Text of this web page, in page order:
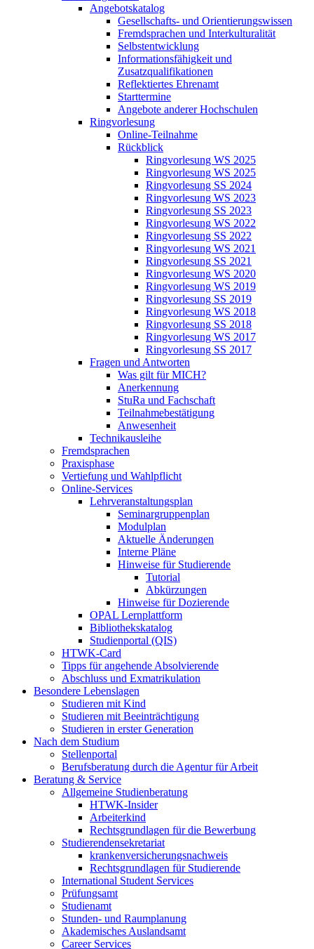
Angebotskatalog
Gesellschafts- und Orientierungswissen
Fremdsprachen und Interkulturalität
Selbstentwicklung
Informationsfähigkeit und
Zusatzqualifikationen
Reflektiertes Ehrenamt
Starttermine
Angebote anderer Hochschulen
Ringvorlesung
Online-Teilnahme
Rückblick
Ringvorlesung WS 2025
Ringvorlesung WS 2025
Ringvorlesung SS 2024
Ringvorlesung WS 2023
Ringvorlesung SS 2023
Ringvorlesung WS 2022
Ringvorlesung SS 2022
Ringvorlesung WS 2021
Ringvorlesung SS 2021
Ringvorlesung WS 2020
Ringvorlesung WS 2019
Ringvorlesung SS 2019
Ringvorlesung WS 2018
Ringvorlesung SS 2018
Ringvorlesung WS 2017
Ringvorlesung SS 2017
Fragen und Antworten
Was gilt für MICH?
Anerkennung
StuRa und Fachschaft
Teilnahmebestätigung
Anwesenheit
Technikausleihe
Fremdsprachen
Praxisphase
Vertiefung und Wahlpflicht
Online-Services
Lehrveranstaltungsplan
Seminargruppenplan
Modulplan
Aktuelle Änderungen
Interne Pläne
Hinweise für Studierende
Tutorial
Abkürzungen
Hinweise für Dozierende
OPAL Lernplattform
Bibliothekskatalog
Studienportal (QIS)
HTWK-Card
Tipps für angehende Absolvierende
Abschluss und Exmatrikulation
Besondere Lebenslagen
Studieren mit Kind
Studieren mit Beeinträchtigung
Studieren in erster Generation
Nach dem Studium
Stellenportal
Berufsberatung durch die Agentur für Arbeit
Beratung & Service
Allgemeine Studienberatung
HTWK-Insider
Arbeiterkind
Rechtsgrundlagen für die Bewerbung
Studierendensekretariat
krankenversicherungsnachweis
Rechtsgrundlagen für Studierende
International Student Services
Prüfungsamt
Studienamt
Stunden- und Raumplanung
Akademisches Auslandsamt
Career Services